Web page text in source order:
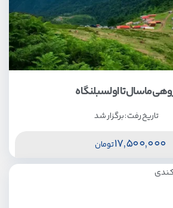
ماسال تا اولسبلنگاه
تاریخ رفت :برگزار شد
17,500,000تومان